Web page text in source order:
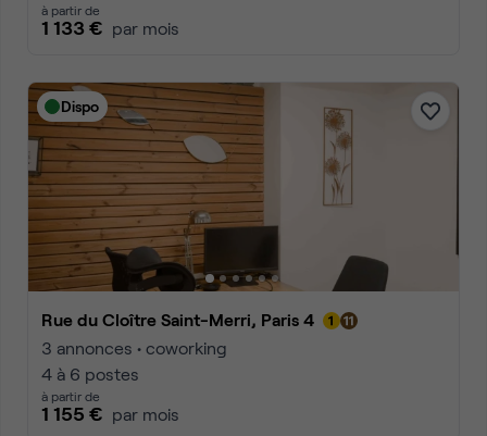
à partir de
1 133 € par mois
Dispo
Rue du Cloître Saint-Merri, Paris 4
3 annonces • coworking
4 à 6 postes
à partir de
1 155 € par mois